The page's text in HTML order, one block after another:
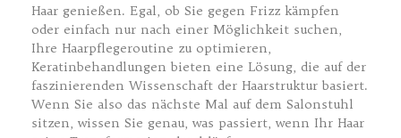
Haar genießen. Egal, ob Sie gegen Frizz kämpfen
oder einfach nur nach einer Möglichkeit suchen,
Ihre Haarpflegeroutine zu optimieren,
Keratinbehandlungen bieten eine Lösung, die auf der
faszinierenden Wissenschaft der Haarstruktur basiert.
Wenn Sie also das nächste Mal auf dem Salonstuhl
sitzen, wissen Sie genau, was passiert, wenn Ihr Haar